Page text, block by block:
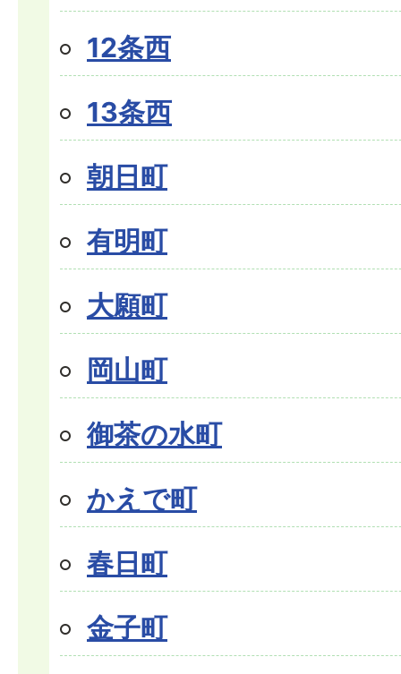
12条西
13条西
朝日町
有明町
大願町
岡山町
御茶の水町
かえで町
春日町
金子町